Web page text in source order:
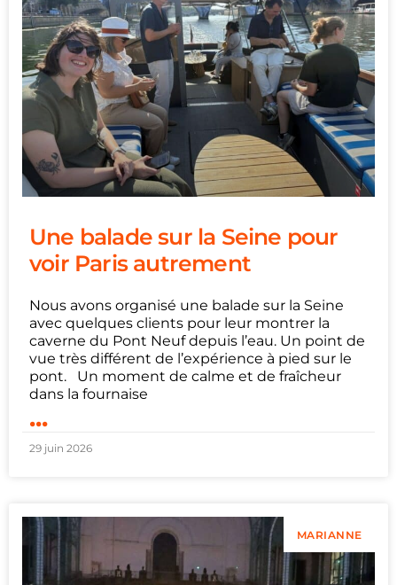
Une balade sur la Seine pour
voir Paris autrement
Nous avons organisé une balade sur la Seine
avec quelques clients pour leur montrer la
caverne du Pont Neuf depuis l’eau. Un point de
vue très différent de l’expérience à pied sur le
pont. Un moment de calme et de fraîcheur
dans la fournaise
...
29 juin 2026
MARIANNE